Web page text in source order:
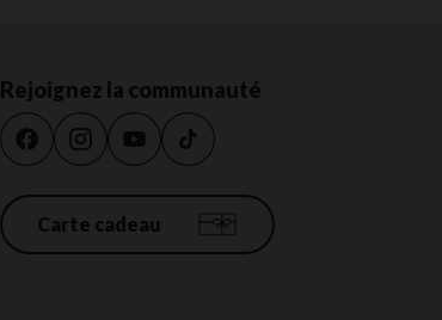
Rejoignez la communauté
Carte cadeau